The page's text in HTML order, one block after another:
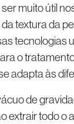
muito útil
textura da
tecnologias
o
adapta às
de
extrair todo o